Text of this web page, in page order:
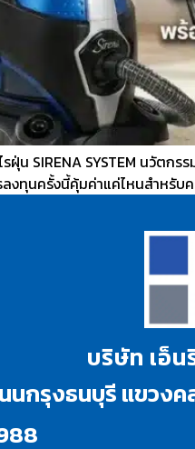
ไรฝุ่น SIRENA SYSTEM นวั
ลงทุนครั้งนี้คุ้มค่าแค่ไหนสำหรั
บริษัท เอ็น
นกรุงธนบุรี แขวง